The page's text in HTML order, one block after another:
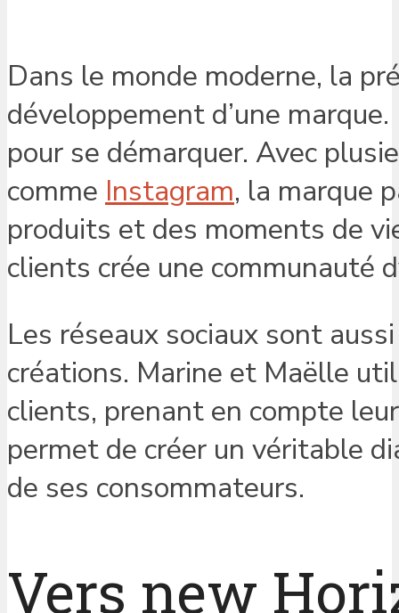
Dans le monde moderne, la
développement d’une
pour se démarquer. Avec
comme Instagram, la marque
produits et des moments de
clients crée une communauté
Les réseaux sociaux sont
créations. Marine et Maëlle
clients, prenant en compte
permet de créer un véritable
de ses consommateurs.
Vers new